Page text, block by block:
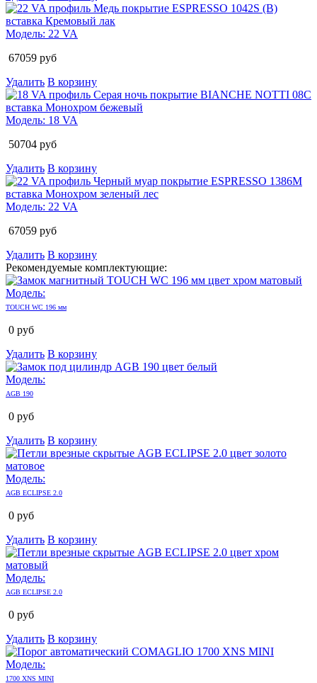
Модель: 22 VA
67059 руб
Удалить В корзину
Модель: 18 VA
50704 руб
Удалить В корзину
Модель: 22 VA
67059 руб
Удалить В корзину
Рекомендуемые комплектующие:
Модель:
TOUCH WC 196 мм
0 руб
Удалить В корзину
Модель:
AGB 190
0 руб
Удалить В корзину
Модель:
AGB ECLIPSE 2.0
0 руб
Удалить В корзину
Модель:
AGB ECLIPSE 2.0
0 руб
Удалить В корзину
Модель:
1700 XNS MINI